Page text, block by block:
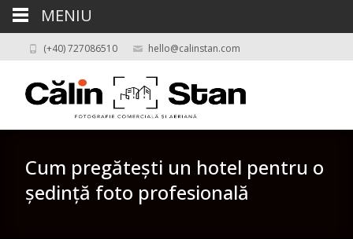
(+40) 727086510 hello@calinstan.com
Cum pregătești un hotel pentru o
ședință foto profesională
MENIU